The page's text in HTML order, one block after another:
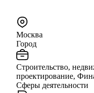
Москва
Город
Строительство,
проектирование,
Сферы деятельности